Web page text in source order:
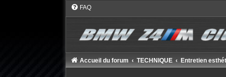
FAQ
Accueil du forum TECHNIQUE Entretien